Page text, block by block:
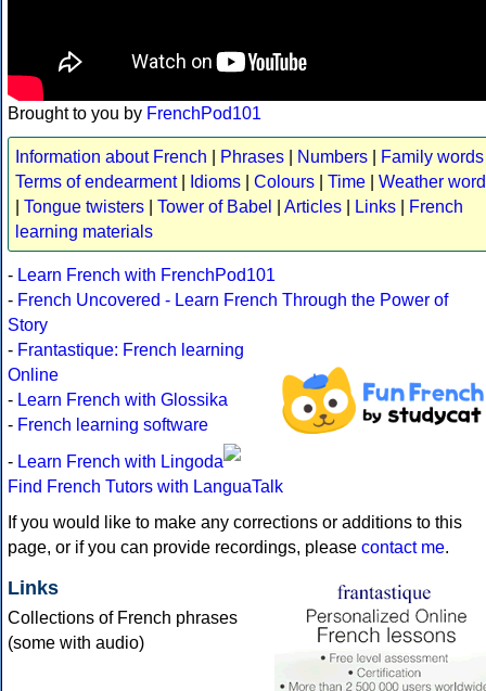
Brought to you by FrenchPod101
Information about French Phrases Numbers Family words
Terms of endearment| Idioms Colours Time
Weather
Tongue twisters Tower of Babel Articles Links
French
learning materials
- Learn French with FrenchPod101
- French Uncovered - Learn French Through the Power of
Story
- Frantastique: French learning
Online
- Learn French with Glossika
- French learning software
- Learn French with Lingoda
Find French Tutors with LanguaTalk
If you would like to make any corrections or additions to this
page, or if you can provide recordings, please contact me.
Links
Collections of French phrases
(some with audio)